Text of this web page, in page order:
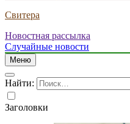
Свитера
Новостная рассылка
Случайные новости
Меню
Найти:
Заголовки